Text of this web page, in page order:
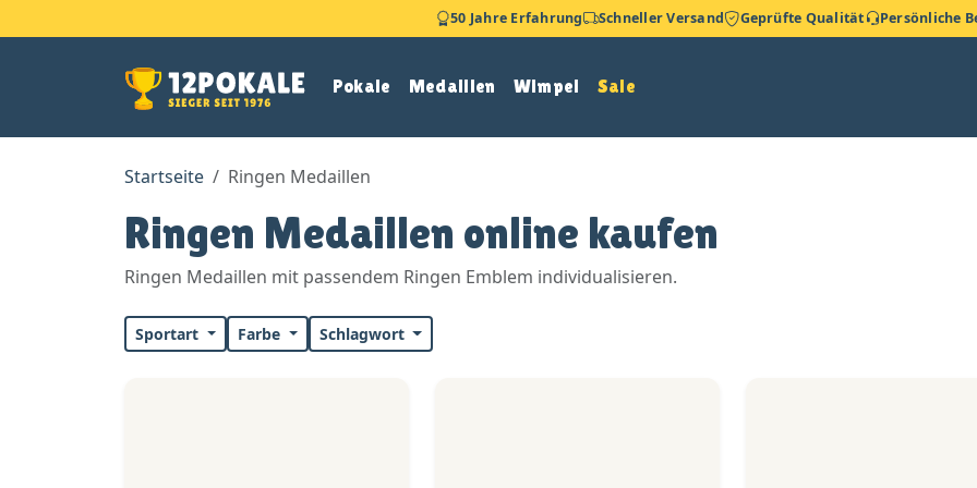
50 Jahre Erfahrung Schneller Versand Geprüfte Qualität Persönliche
Pokale Medaillen Wimpel Sale
Startseite Ringen Medaillen
Ringen Medaillen online kaufen
Ringen Medaillen mit passendem Ringen Emblem individualisieren.
Sportart Farbe Schlagwort